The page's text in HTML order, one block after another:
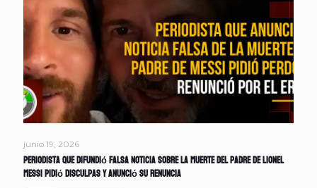
junio 19, 2026
Periodista que difundió falsa noticia sobre la muerte del padre de Lionel
Messi pidió disculpas y anunció su renuncia